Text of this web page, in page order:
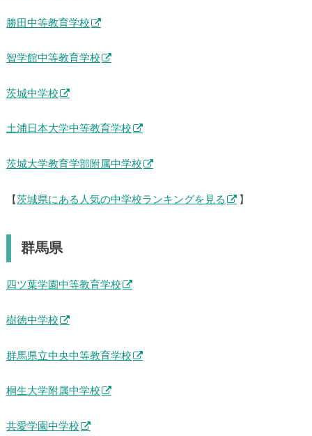
勝田中等教育学校
智学館中等教育学校
茨城中学校
土浦日本大学中等教育学校
茨城大学教育学部附属中学校
【 茨城県にある人気の中学校ランキングを見る 】
群馬県
四ツ葉学園中等教育学校
樹徳中学校
群馬県立中央中等教育学校
桐生大学附属中学校
共愛学園中学校